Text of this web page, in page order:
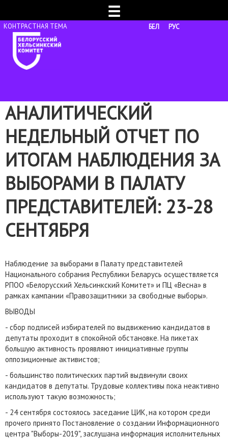
☰
БЕЛ РУС
АНАЛИТИЧЕСКИЙ
НЕДЕЛЬНЫЙ ОТЧЕТ ПО
ИТОГАМ НАБЛЮДЕНИЯ ЗА
ВЫБОРАМИ В ПАЛАТУ
ПРЕДСТАВИТЕЛЕЙ: 23-28
СЕНТЯБРЯ
Наблюдение за выборами в Палату представителей
Национального собрания Республики Беларусь осуществляется
РПОО «Белорусский Хельсинкский Комитет» и ПЦ «Весна» в
рамках кампании «Правозащитники за свободные выборы».
ВЫВОДЫ
- сбор подписей избирателей по выдвижению кандидатов в
депутаты проходит в спокойной обстановке. На пикетах
большую активность проявляют инициативные группы
оппозиционные активистов;
- большинство политических партий выдвинули своих
кандидатов в депутаты. Трудовые коллективы пока неактивно
используют такую ​​возможность;
- 24 сентября состоялось заседание ЦИК, на котором среди
прочего принято Постановление о создании Информационного
центра "Выборы-2019", заслушана информация исполнительных